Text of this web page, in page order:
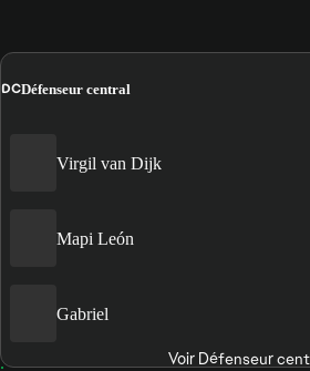
DCDéfenseur central
Virgil van Dijk
Mapi León
Gabriel
Voir Défenseur